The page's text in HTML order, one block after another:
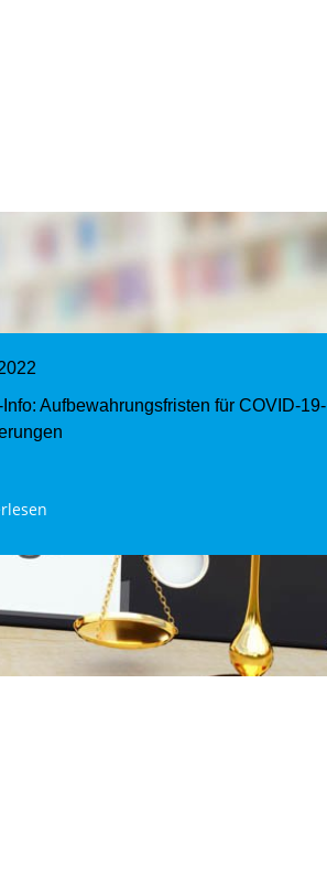
Info: Aufbewahrungsfristen für COVID-19-